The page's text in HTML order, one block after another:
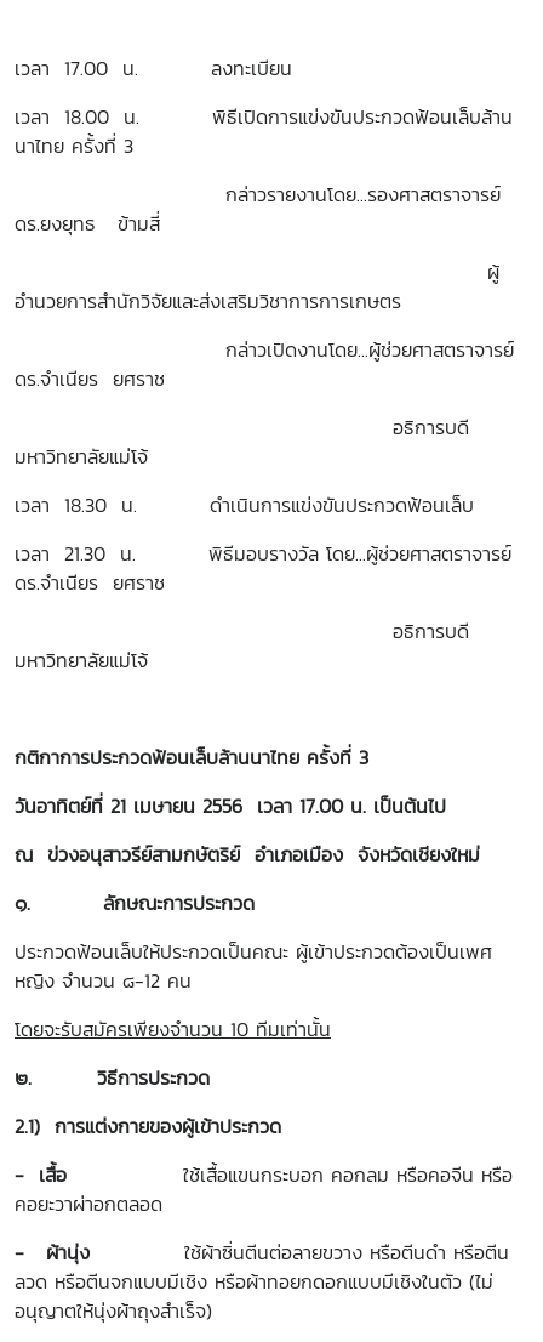
เวลา 17.00 น. ลงทะเบียน
เวลา 18.00 น. พิธีเปิดการแข่งขันประกวดฟ้อนเล็บล้าน
นาไทย ครั้งที่ 3
กล่าวรายงานโดย...รองศาสตราจารย์
ดร.ยงยุทธ ข้ามสี่
ผู้
อำนวยการสำนักวิจัยและส่งเสริมวิชาการการเกษตร
กล่าวเปิดงานโดย...ผู้ช่วยศาสตราจารย์
ดร.จำเนียร ยศราช
อธิการบดี
มหาวิทยาลัยแม่โจ้
เวลา 18.30 น. ดำเนินการแข่งขันประกวดฟ้อนเล็บ
เวลา 21.30 น. พิธีมอบรางวัล โดย...ผู้ช่วยศาสตราจารย์
ดร.จำเนียร ยศราช
อธิการบดี
มหาวิทยาลัยแม่โจ้
กติกาการประกวดฟ้อนเล็บล้านนาไทย ครั้งที่ 3
วันอาทิตย์ที่ 21 เมษายน 2556 เวลา 17.00 น. เป็นต้นไป
ณ ข่วงอนุสาวรีย์สามกษัตริย์ อำเภอเมือง จังหวัดเชียงใหม่
๑. ลักษณะการประกวด
ประกวดฟ้อนเล็บให้ประกวดเป็นคณะ ผู้เข้าประกวดต้องเป็นเพศ
หญิง จำนวน ๘-12 คน
โดยจะรับสมัครเพียงจำนวน 10 ทีมเท่านั้น
๒. วิธีการประกวด
2.1) การแต่งกายของผู้เข้าประกวด
- เสื้อ
ใช้เสื้อแขนกระบอก คอกลม หรือคอจีน หรือ
คอยะวาผ่าอกตลอด
- ผ้านุ่ง ใช้ผ้าซิ่นตีนต่อลายขวาง หรือตีนดำ หรือตีน
ลวด หรือตีนจกแบบมีเชิง หรือผ้าทอยกดอกแบบมีเชิงในตัว (ไม่
อนุญาตให้นุ่งผ้าถุงสำเร็จ)